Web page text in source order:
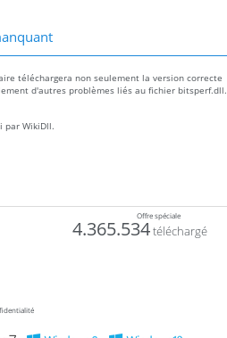
téléchargera non seulement la version correcte
d'autres problèmes liés au fichier bitsperf.dll.
par WikiDll.
Offre spéciale
4.365.534téléchargé